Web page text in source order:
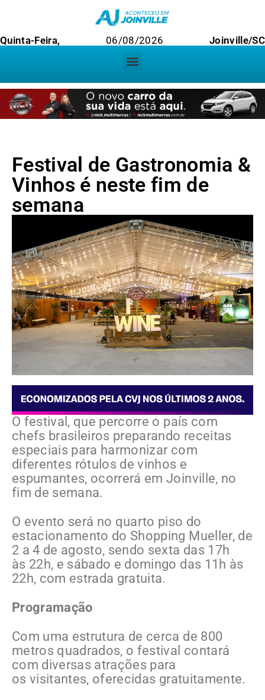
Quinta-Feira, 06/08/2026 Joinville/SC
Festival de Gastronomia &
Vinhos é neste fim de
semana
O festival, que percorre o país com
chefs brasileiros preparando receitas
especiais para harmonizar com
diferentes rótulos de vinhos e
espumantes, ocorrerá em Joinville, no
fim de semana.
O evento será no quarto piso do
estacionamento do Shopping Mueller, de
2 a 4 de agosto, sendo sexta das 17h
às 22h, e sábado e domingo das 11h às
22h, com estrada gratuita.
Programação
Com uma estrutura de cerca de 800
metros quadrados, o festival contará
com diversas atrações para
os visitantes, oferecidas gratuitamente.